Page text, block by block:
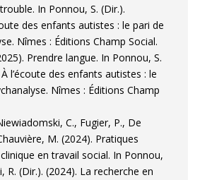
In Ponnou, S. (Dir.).
des enfants autistes : le pari de
Nîmes : Éditions Champ Social.
Prendre langue. In Ponnou, S.
l’écoute des enfants autistes : le
Nîmes : Éditions Champ
C., Fugier, P., De
M. (2024). Pratiques
en travail social. In Ponnou,
R. (Dir.). (2024). La recherche en